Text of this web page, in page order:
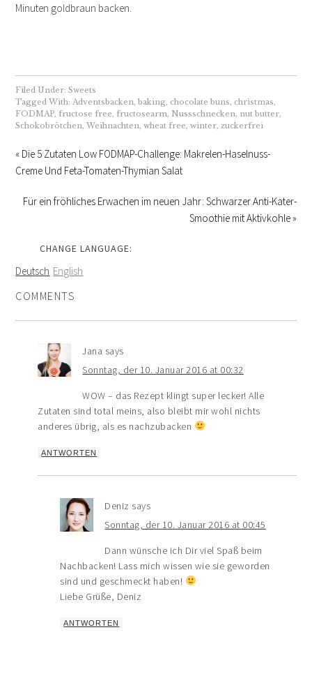
Minuten goldbraun backen.
Filed Under:Sweets
Tagged With: Adventsbacken ,baking chocolate buns christmas
FODMAP ,fructose free ,fructosearm Nussschnecken nut butter
Schokobrötchen ,Weihnachten ,wheat free ,winter zuckerfrei
« Die 5 Zutaten Low FODMAP-Challenge: Makrelen-Haselnuss-
Creme Und Feta-Tomaten-Thymian Salat
Für ein fröhliches Erwachen im neuen Jahr: Schwarzer Anti-Kater-
Smoothie mit Aktivkohle »
CHANGE LANGUAGE:
Deutsch English
COMMENTS
Jana says
Sonntag, der 10. Januar 2016 at 00:32
WOW – das Rezept klingt super lecker! Alle
Zutaten sind total meins, also bleibt mir wohl nichts
anderes übrig, als es nachzubacken
ANTWORTEN
Deniz says
Sonntag, der 10. Januar 2016 at 00:45
Dann wünsche ich Dir viel Spaß beim
Nachbacken! Lass mich wissen wie sie geworden
sind und geschmeckt haben!
Liebe Grüße, Deniz
ANTWORTEN